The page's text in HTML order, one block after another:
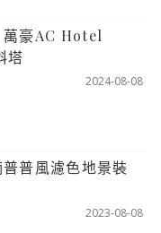
萬豪AC Hotel
塔
2024-08-08
普風濾色地景裝
2023-08-08